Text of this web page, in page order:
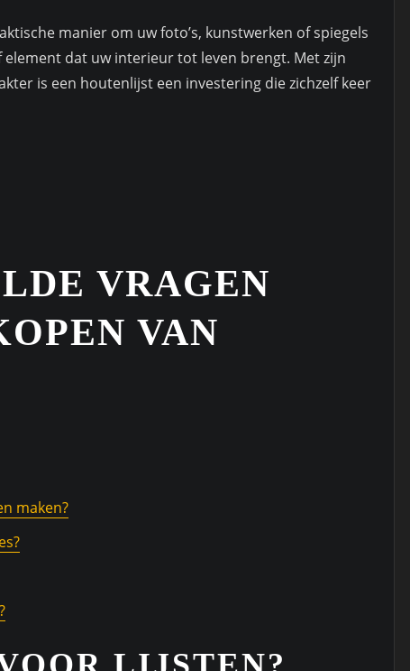
manier om uw foto’s, kunstwerken of spiegels
dat uw interieur tot leven brengt. Met zijn
is een houtenlijst een investering die zichzelf keer
VRAGEN
VAN
maken?